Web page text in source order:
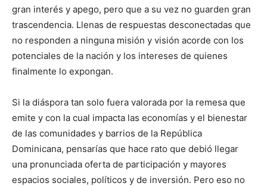
gran interés y apego, pero que a su vez no guarden gran
trascendencia. Llenas de respuestas desconectadas que
no responden a ninguna misión y visión acorde con los
potenciales de la nación y los intereses de quienes
finalmente lo expongan.
Si la diáspora tan solo fuera valorada por la remesa que
emite y con la cual impacta las economías y el bienestar
de las comunidades y barrios de la República
Dominicana, pensarías que hace rato que debió llegar
una pronunciada oferta de participación y mayores
espacios sociales, políticos y de inversión. Pero eso no